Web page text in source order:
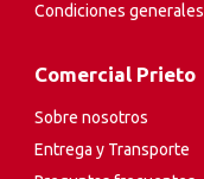
Condiciones generales
Comercial Prieto
Sobre nosotros
Entrega y Transporte